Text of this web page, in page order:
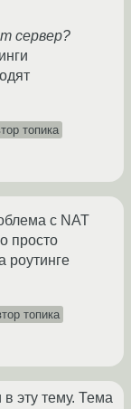
сервер?
топика
с NAT
просто
роутинге
топика
эту тему. Тема